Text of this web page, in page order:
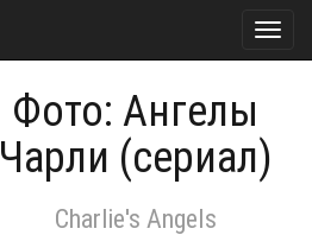
Фото: Ангелы
Чарли (сериал)
Charlie's Angels